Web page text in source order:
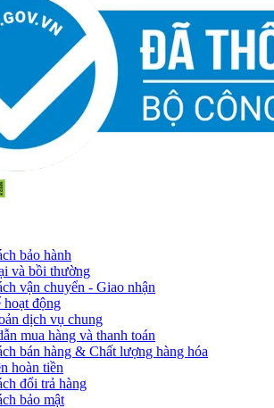
bảo hành
và bồi thường
vận chuyển - Giao nhận
hoạt động
dịch vụ chung
mua hàng và thanh toán
bán hàng & Chất lượng hàng hóa
hoàn tiền
đổi trả hàng
bảo mật